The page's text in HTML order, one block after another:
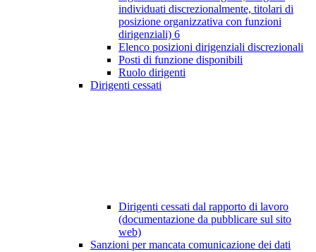
individuati discrezionalmente, titolari di
posizione organizzativa con funzioni
dirigenziali) 6
Elenco posizioni dirigenziali discrezionali
Posti di funzione disponibili
Ruolo dirigenti
Dirigenti cessati
Dirigenti cessati dal rapporto di lavoro
(documentazione da pubblicare sul sito
web)
Sanzioni per mancata comunicazione dei dati